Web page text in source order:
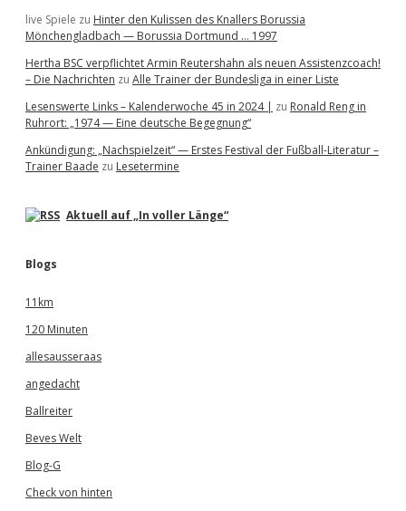
live Spiele zu Hinter den Kulissen des Knallers Borussia
Mönchengladbach — Borussia Dortmund … 1997
Hertha BSC verpflichtet Armin Reutershahn als neuen Assistenzcoach!
– Die Nachrichten zu Alle Trainer der Bundesliga in einer Liste
Lesenswerte Links – Kalenderwoche 45 in 2024 | zu Ronald Reng in
Ruhrort: „1974 — Eine deutsche Begegnung“
Ankündigung: „Nachspielzeit“ — Erstes Festival der Fußball-Literatur –
Trainer Baade zu Lesetermine
Aktuell auf „In voller Länge“
Blogs
11km
120 Minuten
allesausseraas
angedacht
Ballreiter
Beves Welt
Blog-G
Check von hinten